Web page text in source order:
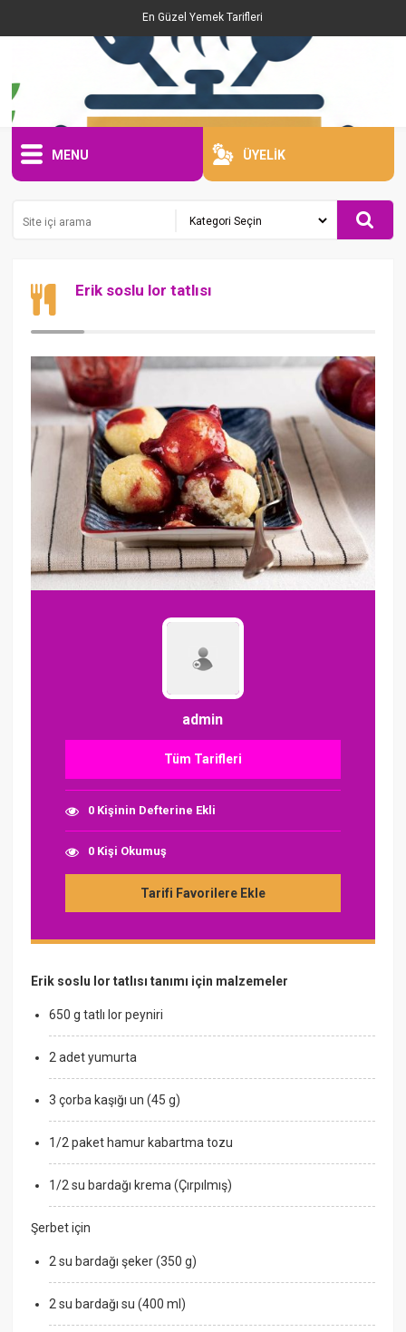
En Güzel Yemek Tarifleri
MENU ÜYELİK
Erik soslu lor tatlısı
admin
Tüm Tarifleri
0 Kişinin Defterine Ekli
0 Kişi Okumuş
Tarifi Favorilere Ekle
Erik soslu lor tatlısı tanımı için malzemeler
650 g tatlı lor peyniri
2 adet yumurta
3 çorba kaşığı un (45 g)
1/2 paket hamur kabartma tozu
1/2 su bardağı krema (Çırpılmış)
Şerbet için
2 su bardağı şeker (350 g)
2 su bardağı su (400 ml)